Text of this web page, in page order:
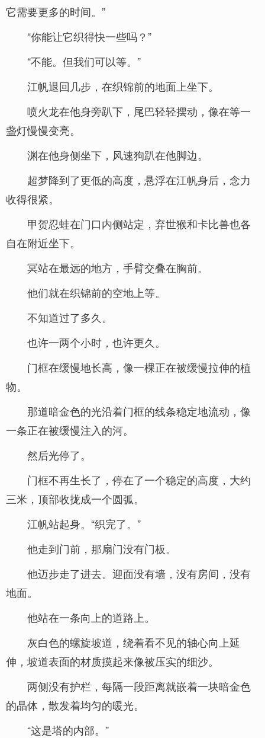
它需要更多的时间。”
“你能让它织得快一些吗？”
“不能。但我们可以等。”
江帆退回几步，在织锦前的地面上坐下。
喷火龙在他身旁趴下，尾巴轻轻摆动，像在等一
盏灯慢慢变亮。
渊在他身侧坐下，风速狗趴在他脚边。
超梦降到了更低的高度，悬浮在江帆身后，念力
收得很紧。
甲贺忍蛙在门口内侧站定，弃世猴和卡比兽也各
自在附近坐下。
冥站在最远的地方，手臂交叠在胸前。
他们就在织锦前的空地上等。
不知道过了多久。
也许一两个小时，也许更久。
门框在缓慢地长高，像一棵正在被缓慢拉伸的植
物。
那道暗金色的光沿着门框的线条稳定地流动，像
一条正在被缓慢注入的河。
然后光停了。
门框不再生长了，停在了一个稳定的高度，大约
三米，顶部收拢成一个圆弧。
江帆站起身。“织完了。”
他走到门前，那扇门没有门板。
他迈步走了进去。迎面没有墙，没有房间，没有
地面。
他站在一条向上的道路上。
灰白色的螺旋坡道，绕着看不见的轴心向上延
伸，坡道表面的材质摸起来像被压实的细沙。
两侧没有护栏，每隔一段距离就嵌着一块暗金色
的晶体，散发着均匀的暖光。
“这是塔的内部。”